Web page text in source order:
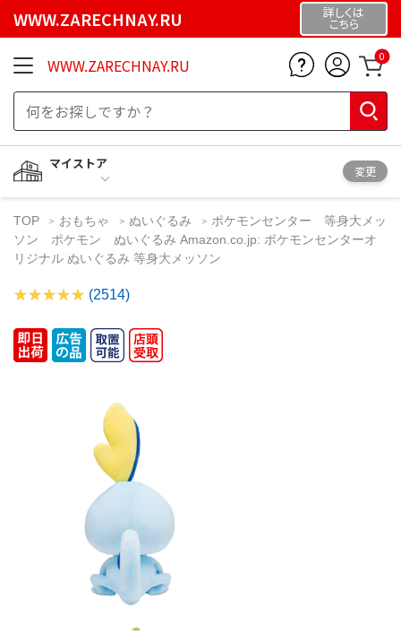
WWW.ZARECHNAY.RU 詳しくは
こちら
WWW.ZARECHNAY.RU 0
マイストア
変更
TOP おもちゃ ぬいぐるみ
ポケモンセンター 等身大メッ
ソン ポケモン ぬいぐるみ Amazon.co.jp: ポケモンセンターオ
リジナル ぬいぐるみ 等身大メッソン
(2514)